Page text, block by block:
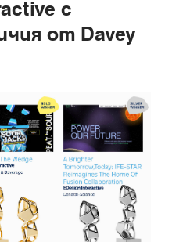
с
от Davey